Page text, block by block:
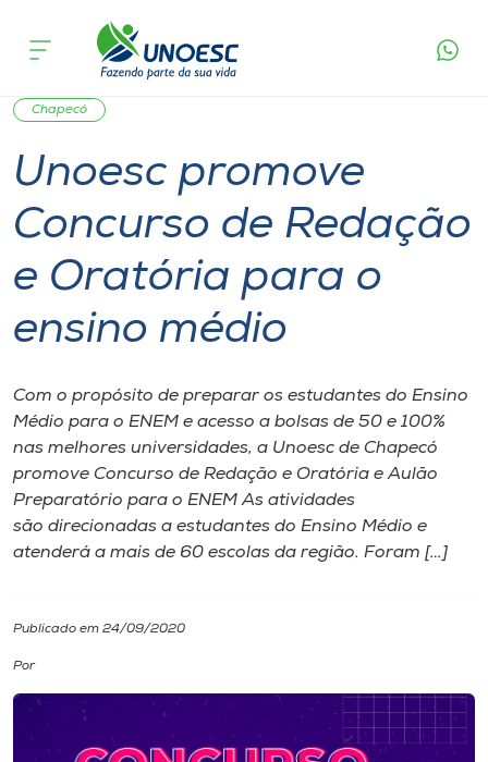
Cursos
Onde estamos
Pesquisa
Atendimento ao Estudante
Portal de Ensino
Unoesc
Internacionalização
I.nova
Cultura
CPA
acontece
Chapecó
Unoesc promove
Concurso de Redação
e Oratória para o
ensino médio
Com o propósito de preparar os estudantes do Ensino
Médio para o ENEM e acesso a bolsas de 50 e 100%
nas melhores universidades, a Unoesc de Chapecó
promove Concurso de Redação e Oratória e Aulão
Preparatório para o ENEM As atividades
são direcionadas a estudantes do Ensino Médio e
atenderá a mais de 60 escolas da região. Foram […]
Publicado em 24/09/2020
Por